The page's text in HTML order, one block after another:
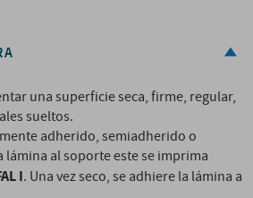
una superficie seca, firme, regular,
sueltos.
adherido, semiadherido o
al soporte este se imprima
I. Una vez seco, se adhiere la lámina a